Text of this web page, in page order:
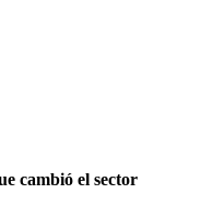
cambió el sector